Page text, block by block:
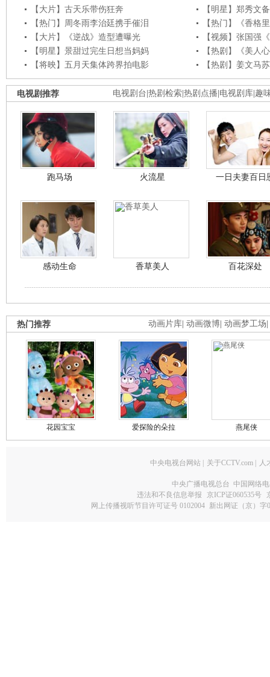
【大片】古天乐带伤狂奔
【明星】郑秀文
【热门】周冬雨李治廷携手催泪
【热门】《香格
【大片】《逆战》造型遭曝光
【视频】张国强
【明星】景甜过完生日想当妈妈
【热剧】《美人
【将映】五月天集体跨界拍电影
【热剧】姜文马
电视剧台 热剧检索 热剧点播 电视剧库 趣
电视剧推荐
跑马场 火流星 一日夫妻百日
感动生命 香草美人 百花深处
动画片库 动画微博 动画梦工场
热门推荐
花园宝宝 爱探险的朵拉 燕尾侠
中央电视台网站 关于CCTV.com 人
中央广播电视总台 中国网络
违法和不良信息举报
京ICP证060535号
网上传播视听节目许可证号 0102004 新出网证（京）